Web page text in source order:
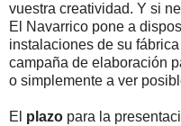
vuestra creatividad. Y si
El Navarrico pone a
instalaciones de su
campaña de elaboración
o simplemente a ver
El plazo para la